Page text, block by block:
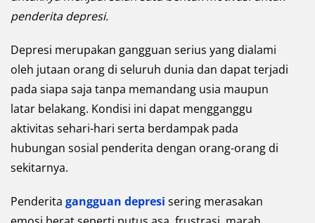
penderita depresi.
Depresi merupakan gangguan serius yang dialami
oleh jutaan orang di seluruh dunia dan dapat terjadi
pada siapa saja tanpa memandang usia maupun
latar belakang. Kondisi ini dapat mengganggu
aktivitas sehari-hari serta berdampak pada
hubungan sosial penderita dengan orang-orang di
sekitarnya.
Penderita gangguan depresi sering merasakan